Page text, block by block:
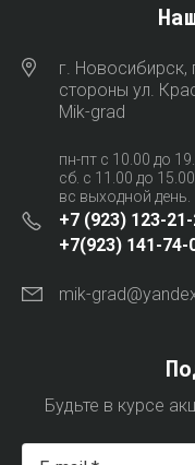
г. Новосибирск,
стороны ул.
Mik-grad
пн-пт с 10.00 до
сб. с 11.00 до 15.00
вс выходной день.
+7 (923) 123-
+7(923) 141-74-
mik-
Будьте в курсе